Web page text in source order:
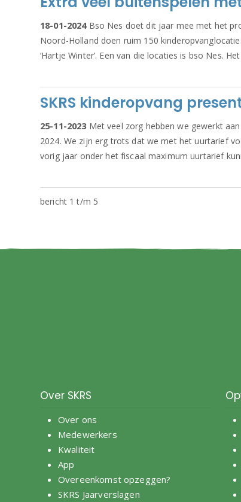
18-01-2024Bso Nes doet dit jaar mee met het
Noord-Holland doen ruim 150
‘Hartje Winter’. Een van die locaties is bso Nes.
SKRS kinderopvang
25-11-2023Met veel zorg hebben we gewerkt
2024. We zijn erg trots dat we met het uurtarief
vorig jaar onder het fiscaal maximum uurtarief
bericht 1 t/m 5
Over SKRS
Over ons
Medewerkers
Kwaliteit
App
Overeenkomst opzeggen?
SKRS Jaarverslagen